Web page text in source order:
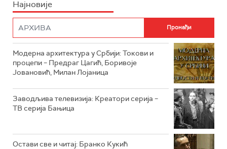
РТС ЖИВОТ
РТС КОЛО
Најновије
Модерна архитектура у Србији: Токови и
процепи – Предраг Цагић, Боривоје
Јовановић, Милан Лојаница
Заводљива телевизија: Креатори серија –
ТВ серија Бањица
Остави све и читај: Бранко Кукић